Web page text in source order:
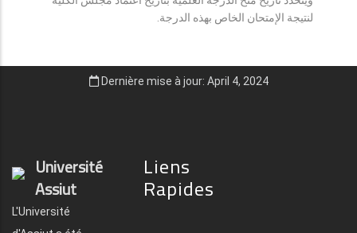
لنتيجة الإمتحان الخاص بهذه الدرجة.
Dernière mise à jour: April 4, 2024
Université
Assiut
L'Université
Liens
Rapides